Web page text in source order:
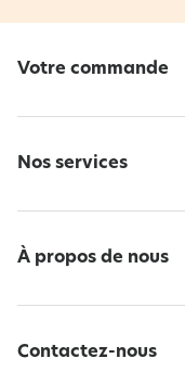
Votre commande
Nos services
À propos de nous
Contactez-nous